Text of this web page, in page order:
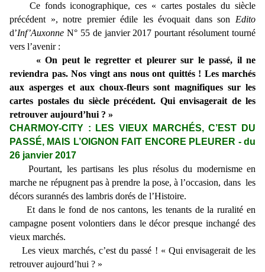
Ce fonds iconographique, ces « cartes postales du siècle
précédent », notre premier édile les évoquait dans son Edito
d’Inf’Auxonne N° 55 de janvier 2017 pourtant résolument tourné
vers l’avenir :
« On peut le regretter et pleurer sur le passé, il ne
reviendra pas. Nos vingt ans nous ont quittés ! Les marchés
aux asperges et aux choux-fleurs sont magnifiques sur les
cartes postales du siècle précédent. Qui envisagerait de les
retrouver aujourd’hui ? »
CHARMOY-CITY : LES VIEUX MARCHÉS, C’EST DU
PASSÉ, MAIS L’OIGNON FAIT ENCORE PLEURER - du
26 janvier 2017
Pourtant, les partisans les plus résolus du modernisme en
marche ne répugnent pas à prendre la pose, à l’occasion, dans les
décors surannés des lambris dorés de l’Histoire.
Et dans le fond de nos cantons, les tenants de la ruralité en
campagne posent volontiers dans le décor presque inchangé des
vieux marchés.
Les vieux marchés, c’est du passé ! « Qui envisagerait de les
retrouver aujourd’hui ? »